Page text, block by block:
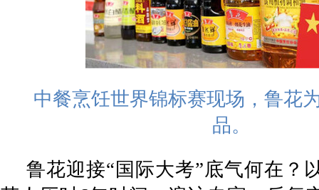
中餐烹饪世界锦标赛现场，鲁花
品。
鲁花迎接“国际大考”底气何在？